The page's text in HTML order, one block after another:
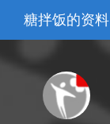
糖拌饭的资料